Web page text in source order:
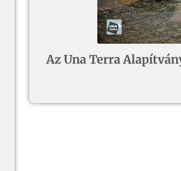
Az Una Terra